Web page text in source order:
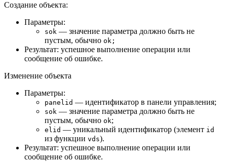
Создание объекта:
Параметры:
sok — значение параметра должно быть не
пустым, обычно ok;
Результат: успешное выполнение операции или
сообщение об ошибке.
Изменение объекта
Параметры:
panelid — идентификатор в панели управления;
sok — значение параметра должно быть не
пустым, обычно ok;
elid — уникальный идентификатор (элемент id
из функции vds).
Результат: успешное выполнение операции или
сообщение об ошибке.